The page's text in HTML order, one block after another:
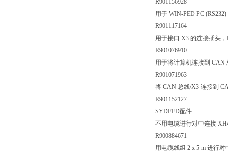
R901156928
用于 WIN-PED PC
R901117164
用于接口 X3 的连接插头
R901076910
用于将计算机连接到 CAN
R901071963
将 CAN 总线/X3 连接到
R901152127
SYDFED配件
不用电缆进行对中连接
R900884671
用电缆线组 2 x 5 m 进行